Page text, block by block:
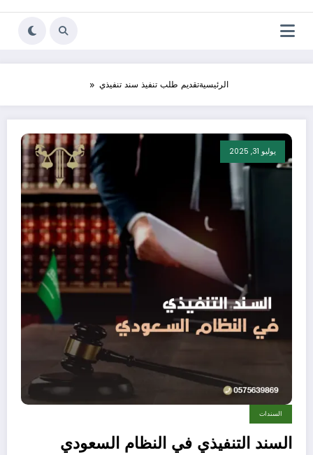
الرئيسيةتقديم طلب تنفيذ سند تنفيذي
يوليو 31, 2025
السندات
السند التنفيذي في النظام السعودي